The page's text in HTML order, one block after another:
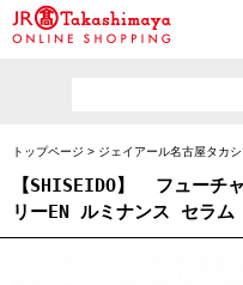
トップページ > ジェイアール名古屋タカ
【SHISEIDO】 フューチ
リーEN ルミナンス セラム